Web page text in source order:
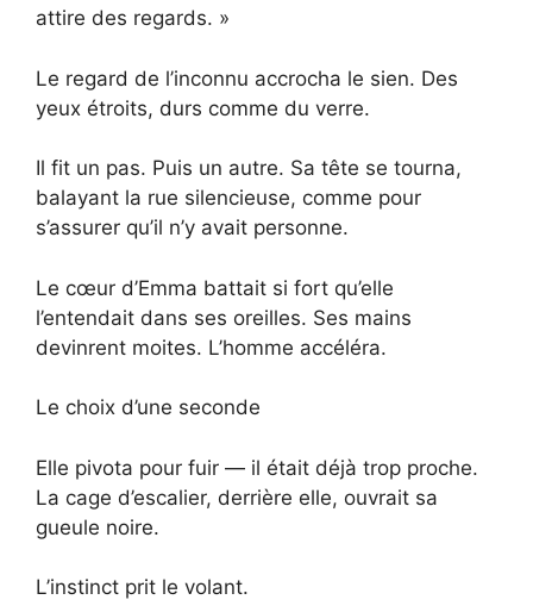
attire des regards. »
Le regard de l’inconnu accrocha le sien. Des
yeux étroits, durs comme du verre.
Il fit un pas. Puis un autre. Sa tête se tourna,
balayant la rue silencieuse, comme pour
s’assurer qu’il n’y avait personne.
Le cœur d’Emma battait si fort qu’elle
l’entendait dans ses oreilles. Ses mains
devinrent moites. L’homme accéléra.
Le choix d’une seconde
Elle pivota pour fuir — il était déjà trop proche.
La cage d’escalier, derrière elle, ouvrait sa
gueule noire.
L’instinct prit le volant.